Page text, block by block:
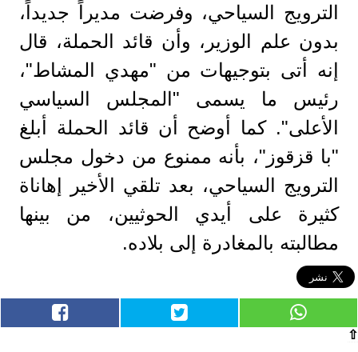
الترويج السياحي، وفرضت مديراً جديداً،
بدون علم الوزير، وأن قائد الحملة، قال
إنه أتى بتوجيهات من "مهدي المشاط"،
رئيس ما يسمى "المجلس السياسي
الأعلى". كما أوضح أن قائد الحملة أبلغ
"با قزقوز"، بأنه ممنوع من دخول مجلس
الترويج السياحي، بعد تلقي الأخير إهاناة
كثيرة على أيدي الحوثيين، من بينها
مطالبته بالمغادرة إلى بلاده.
⇧